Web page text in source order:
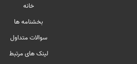
خانه
بخشنامه ها
سوالات متداول
لینک های مرتبط